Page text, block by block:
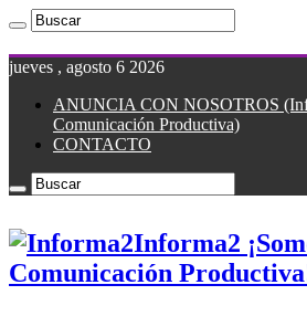
jueves , agosto 6 2026
ANUNCIA CON NOSOTROS
Comunicación Productiva)
CONTACTO
Informa2
Comunicación